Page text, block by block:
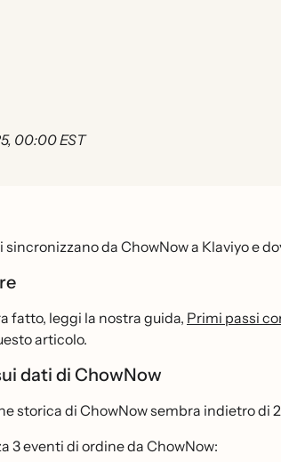
00:00 EST
da ChowNow a Klaviyo e
fatto, leggi la nostra guida, Primi passi
articolo.
dati di ChowNow
storica di ChowNow sembra indietro di
3 eventi di ordine da ChowNow: